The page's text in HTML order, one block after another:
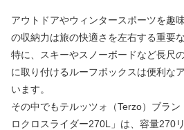
アウトドアやウィンタースポーツを趣
の収納力は旅の快適さを左右する重要
特に、スキーやスノーボードなど長尺
に取り付けるルーフボックスは便利な
います。
その中でもテルッツォ（Terzo）ブラ
ロクロスライダー270L」は、容量270